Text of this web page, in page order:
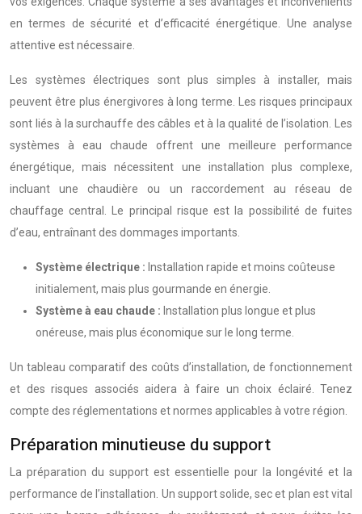
en termes de sécurité et d’efficacité énergétique. Une analyse
attentive est nécessaire.
Les systèmes électriques sont plus simples à installer, mais
peuvent être plus énergivores à long terme. Les risques principaux
sont liés à la surchauffe des câbles et à la qualité de l’isolation. Les
systèmes à eau chaude offrent une meilleure performance
énergétique, mais nécessitent une installation plus complexe,
incluant une chaudière ou un raccordement au réseau de
chauffage central. Le principal risque est la possibilité de fuites
d’eau, entraînant des dommages importants.
Système électrique : Installation rapide et moins coûteuse
initialement, mais plus gourmande en énergie.
Système à eau chaude : Installation plus longue et plus
onéreuse, mais plus économique sur le long terme.
Un tableau comparatif des coûts d’installation, de fonctionnement
et des risques associés aidera à faire un choix éclairé. Tenez
compte des réglementations et normes applicables à votre région.
Préparation minutieuse du support
La préparation du support est essentielle pour la longévité et la
performance de l’installation. Un support solide, sec et plan est vital